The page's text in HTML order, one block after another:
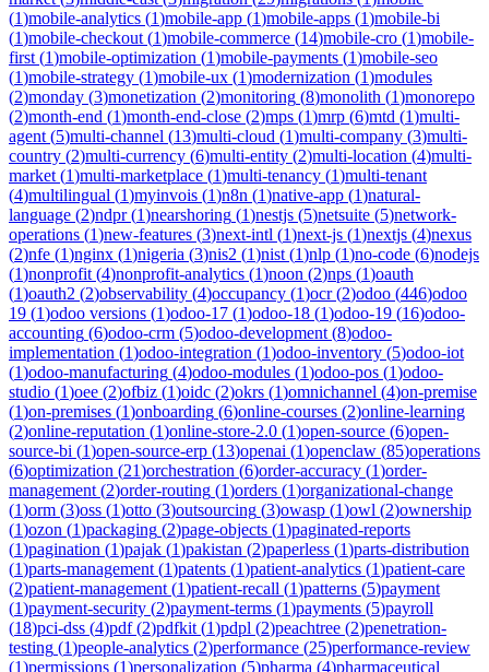
(1)mobile-analytics (1)mobile-app (1)mobile-apps (1)mobile-bi
(1)mobile-checkout (1)mobile-commerce (14)mobile-cro (1)mobile-
first (1)mobile-optimization (1)mobile-payments (1)mobile-seo
(1)mobile-strategy (1)mobile-ux (1)modernization (1)modules
(2)monday (3)monetization (2)monitoring (8)monolith (1)monorepo
(2)month-end (1)month-end-close (2)mps (1)mrp (6)mtd (1)multi-
agent (5)multi-channel (13)multi-cloud (1)multi-company (3)multi-
country (2)multi-currency (6)multi-entity (2)multi-location (4)multi-
market (1)multi-marketplace (1)multi-tenancy (1)multi-tenant
(4)multilingual (1)myinvois (1)n8n (1)native-app (1)natural-
language (2)ndpr(1)nearshoring (1)nestjs (5)netsuite (5)network-
operations (1)new-features (3)next-intl (1)next-js (1)nextjs (4)nexus
(2)nfe (1)nginx (1)nigeria (3)nis2 (1)nist (1)nlp (1)no-code (6)nodejs
(1)nonprofit (4)nonprofit-analytics (1)noon (2)nps (1)oauth
(1)oauth2 (2)observability (4)occupancy (1)ocr(2)odoo (446)odoo
19 (1)odoo versions (1)odoo-17 (1)odoo-18 (1)odoo-19 (16)odoo-
accounting (6)odoo-crm (5)odoo-development (8)odoo-
implementation (1)odoo-integration (1)odoo-inventory (5)odoo-iot
(1)odoo-manufacturing (4)odoo-modules (1)odoo-pos (1)odoo-
studio (1)oee (2)ofbiz (1)oidc (2)okrs (1)omnichannel (4)on-premise
(1)on-premises (1)onboarding (6)online-courses (2)online-learning
(2)online-reputation (1)online-store-2.0 (1)open-source (6)open-
source-bi (1)open-source-erp (13)openai (1)openclaw (85)operations
(6)optimization (21)orchestration (6)order-accuracy (1)order-
management (2)order-routing (1)orders (1)organizational-change
(1)orm (3)oss (1)otto (3)outsourcing (3)owasp (1)owl (2)ownership
(1)ozon (1)packaging (2)page-objects (1)paginated-reports
(1)pagination (1)pajak (1)pakistan (2)paperless (1)parts-distribution
(1)parts-management (1)patents (1)patient-analytics (1)patient-care
(2)patient-management (1)patient-recall (1)patterns (5)payment
(1)payment-security (2)payment-terms (1)payments (5)payroll
(18)pci-dss (4)pdf(2)pdfkit (1)pdpl (2)peachtree (2)penetration-
testing (1)people-analytics (2)performance (25)performance-review
(1)permissions (1)personalization (5)pharma (4)pharmaceutical